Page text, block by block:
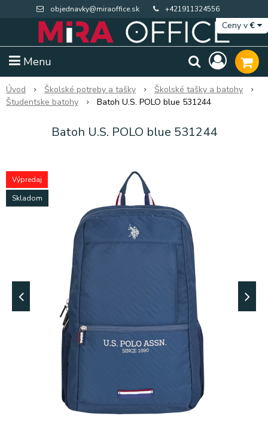
objednavky@miraoffice.sk +421911324556
Menu
Ceny v€
Extra výpredaj zásob Výpredaj BTS
Úvod Školské potreby a tašky
Školské tašky a batohy
Študentske batohy
Batoh U.S. POLO blue 531244
Batoh U.S. POLO blue 531244
Výpredaj
Skladom